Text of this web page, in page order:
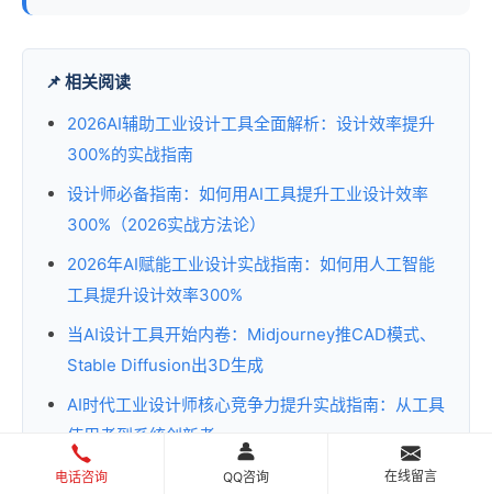
📌 相关阅读
2026AI辅助工业设计工具全面解析：设计效率提升
300%的实战指南
设计师必备指南：如何用AI工具提升工业设计效率
300%（2026实战方法论）
2026年AI赋能工业设计实战指南：如何用人工智能
工具提升设计效率300%
当AI设计工具开始内卷：Midjourney推CAD模式、
Stable Diffusion出3D生成
AI时代工业设计师核心竞争力提升实战指南：从工具
使用者到系统创新者
电话咨询 QQ咨询 在线留言